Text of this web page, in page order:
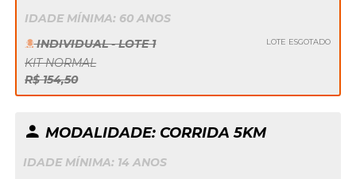
IDADE MÍNIMA: 60 ANOS
INDIVIDUAL - LOTE 1
LOTE ESGOTADO
KIT NORMAL
R$ 154,50
MODALIDADE: CORRIDA 5KM
IDADE MÍNIMA: 14 ANOS